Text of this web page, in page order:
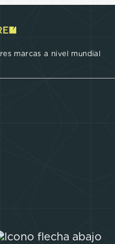
marcas a nivel mundial